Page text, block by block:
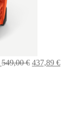
549,00€ 437,89 €